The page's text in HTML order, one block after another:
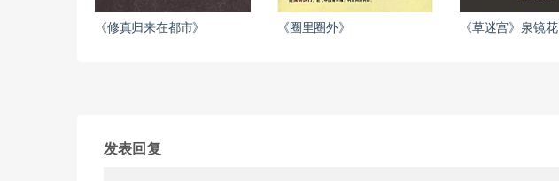
《修真归来在都市》 《圈里圈外》 《草迷宫》泉镜花
发表回复